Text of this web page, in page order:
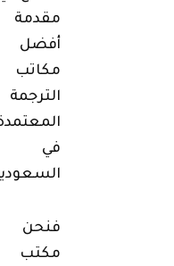
مقدمة
أفضل
مكاتب
الترجمة
في
فنحن
مكتب